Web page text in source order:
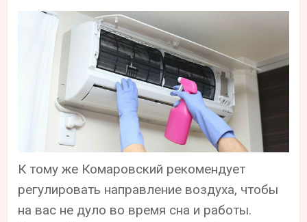
К тому же Комаровский рекомендует
регулировать направление воздуха, чтобы
на вас не дуло во время сна и работы.